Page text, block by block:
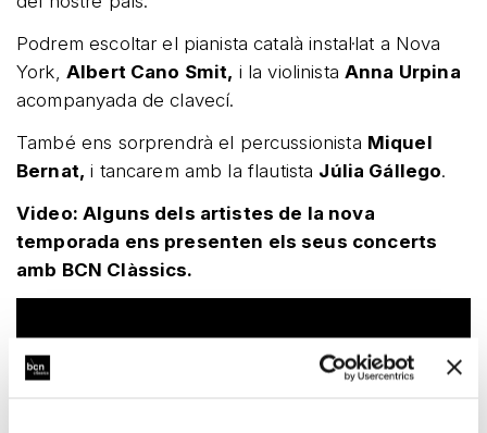
Podrem escoltar el pianista català instal·lat a Nova
York, Albert Cano Smit, i la violinistaAnna Urpina
acompanyada de clavecí.
També ens sorprendrà el percussionista Miquel
Bernat, i tancarem amb la flautista Júlia Gállego.
Video: Alguns dels artistes de la nova
temporada ens presenten els seus concerts
amb BCN Clàssics.